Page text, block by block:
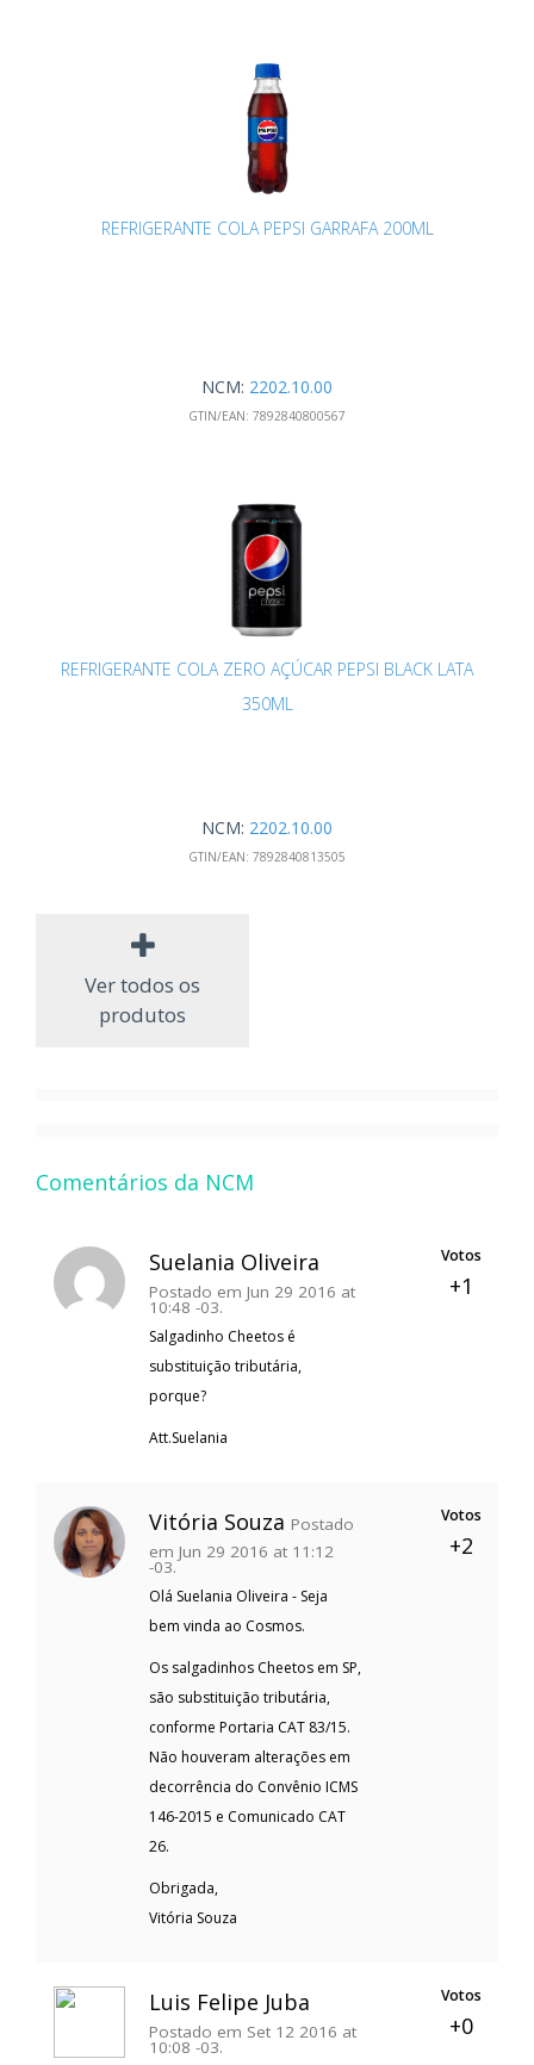
REFRIGERANTE COLA PEPSI GARRAFA 200ML
NCM: 2202.10.00
GTIN/EAN: 7892840800567
REFRIGERANTE COLA ZERO AÇÚCAR PEPSI BLACK LATA
350ML
NCM: 2202.10.00
GTIN/EAN: 7892840813505
Ver todos os
produtos
Comentários da NCM
Suelania Oliveira
Postado em Jun 29 2016 at
10:48 -03.
Salgadinho Cheetos é
substituição tributária,
porque?
Att.Suelania
Votos
+1
Vitória Souza Postado
em Jun 29 2016 at 11:12
-03.
Olá Suelania Oliveira - Seja
bem vinda ao Cosmos.
Os salgadinhos Cheetos em SP,
são substituição tributária,
conforme Portaria CAT 83/15.
Não houveram alterações em
decorrência do Convênio ICMS
146-2015 e Comunicado CAT
26.
Obrigada,
Vitória Souza
Votos
+2
Luis Felipe Juba
Postado em Set 12 2016 at
10:08 -03.
Votos
+0